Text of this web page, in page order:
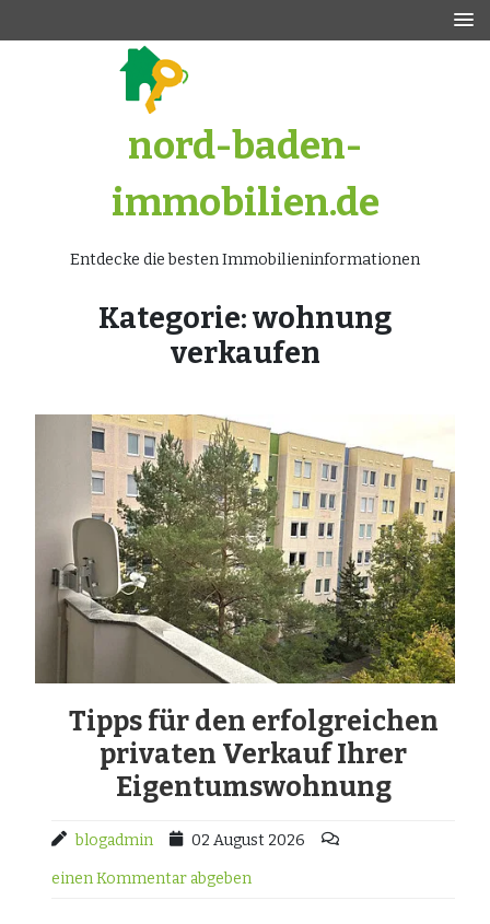
nord-baden-
immobilien.de
Entdecke die besten Immobilieninformationen
Kategorie:wohnung
verkaufen
Tipps für den erfolgreichen
privaten Verkauf Ihrer
Eigentumswohnung
blogadmin 02 August 2026
einen Kommentar abgeben